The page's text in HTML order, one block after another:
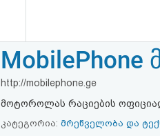
http://mobilephone.ge
მოტოროლას რაციების
კატეგორია: მრეწველობა და